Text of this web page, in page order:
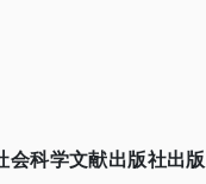
科学文献出版社出